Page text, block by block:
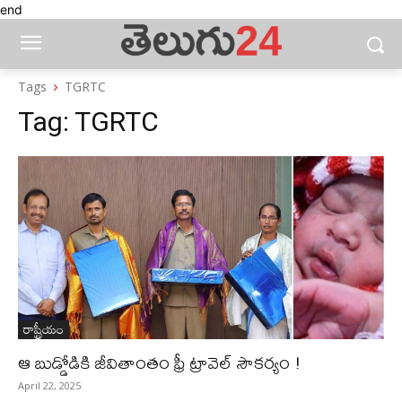
end
Tags TGRTC
Tag: TGRTC
రాష్ట్రీయం
ఆ బుడ్డోడికి జీవితాంతం ఫ్రీ ట్రావెల్ సౌక‌ర్యం !
April 22, 2025